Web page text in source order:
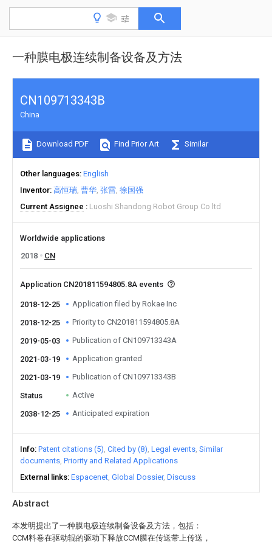
一种膜电极连续制备设备及方法
Abstract
本发明提出了一种膜电极连续制备设备及方法，包括：
CCM料卷在驱动辊的驱动下释放CCM膜在传送带上传送，
CN109713343B
China
Download PDF Find Prior Art Similar
Other languages English
Inventor 高恒瑞 曹华 张雷 徐国强
Current Assignee
Luoshi Shandong Robot Group Co ltd
Worldwide applications
2018
CN
Application CN201811594805.8A events
2018-12-25 Application filed by Rokae Inc
2018-12-25 Priority to CN201811594805.8A
2019-05-03 Publication of CN109713343A
2021-03-19 Application granted
2021-03-19 Publication of CN109713343B
Status Active
2038-12-25 Anticipated expiration
Info Patent citations (5) Cited by (8) Legal events Similar
documents Priority and Related Applications
External links Espacenet Global Dossier Discuss